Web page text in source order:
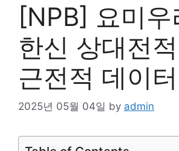
[NPB] 요미
한신 상대전
근전적 데이
2025년 05월 04일 by admin